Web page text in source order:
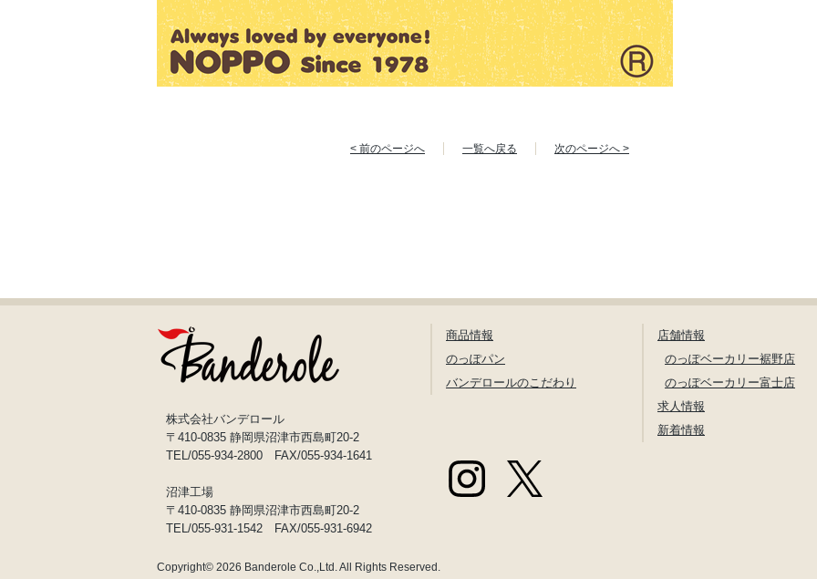
< 前のページへ 一覧へ戻る 次のページへ >
株式会社バンデロール
〒410-0835 静岡県沼津市西島町20-2
TEL/055-934-2800 FAX/055-934-1641
沼津工場
〒410-0835 静岡県沼津市西島町20-2
TEL/055-931-1542 FAX/055-931-6942
商品情報
のっぽパン
バンデロールのこだわり
店舗情報
のっぽベーカリー裾野店
のっぽベーカリー富士店
求人情報
新着情報
Copyright© 2026 Banderole Co.,Ltd.All Rights Reserved.